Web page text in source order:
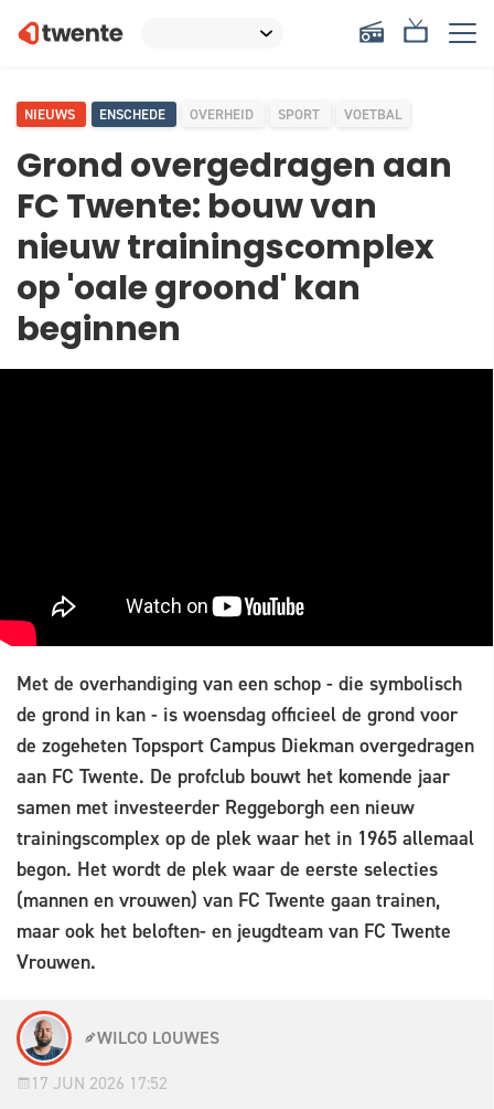
NIEUWS ENSCHEDE OVERHEID SPORT VOETBAL
Grond overgedragen aan
FC Twente: bouw van
nieuw trainingscomplex
op 'oale groond' kan
beginnen
Met de overhandiging van een schop - die symbolisch
de grond in kan - is woensdag officieel de grond voor
de zogeheten Topsport Campus Diekman overgedragen
aan FC Twente. De profclub bouwt het komende jaar
samen met investeerder Reggeborgh een nieuw
trainingscomplex op de plek waar het in 1965 allemaal
begon. Het wordt de plek waar de eerste selecties
(mannen en vrouwen) van FC Twente gaan trainen,
maar ook het beloften- en jeugdteam van FC Twente
Vrouwen.
WILCO LOUWES
17 JUN 2026 17:52